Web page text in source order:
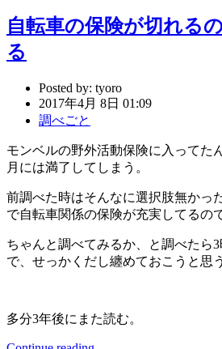
自転車の保険が切れる
る
Posted by: tyoro
2017年4月 8日 01:09
調べごと
モンベルの野外活動保険に入ってた
月には満了してしまう。
前調べた時はそんなに選択肢無かっ
で自転車関係の保険が充実してるので
ちゃんと調べてみるか、と調べたら
で、せっかくだし纏めておこうと思う
多分3年後にまた読む。